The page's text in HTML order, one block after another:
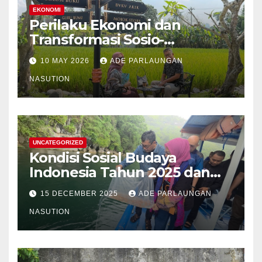
EKONOMI
Perilaku Ekonomi dan
Transformasi Sosio-
Struktural Masyarakat Agraris
Sumatera Utara: Analisis
Komparatif Sektor
Perkebunan Kelapa Sawit,
Tanaman Palawija, dan Hasil
Hutan Bukan Kayu
10 MAY 2026 ADE PARLAUNGAN
NASUTION
UNCATEGORIZED
Kondisi Sosial Budaya
Indonesia Tahun 2025 dan
Proyeksi Strategis Tahun
2026
15 DECEMBER 2025 ADE PARLAUNGAN
NASUTION